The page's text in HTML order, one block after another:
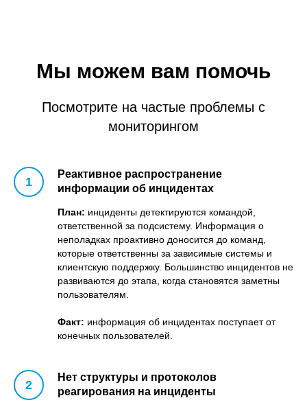
Мы можем вам помочь
Посмотрите на частые проблемы с
мониторингом
Реактивное распространение
информации об инцидентах
План: инциденты детектируются командой,
ответственной за подсистему. Информация о
неполадках проактивно доносится до команд,
которые ответственны за зависимые системы и
клиентскую поддержку. Большинство инцидентов не
развиваются до этапа, когда становятся заметны
пользователям.
Факт: информация об инцидентах поступает от
конечных пользователей.
Нет структуры и протоколов
реагирования на инциденты